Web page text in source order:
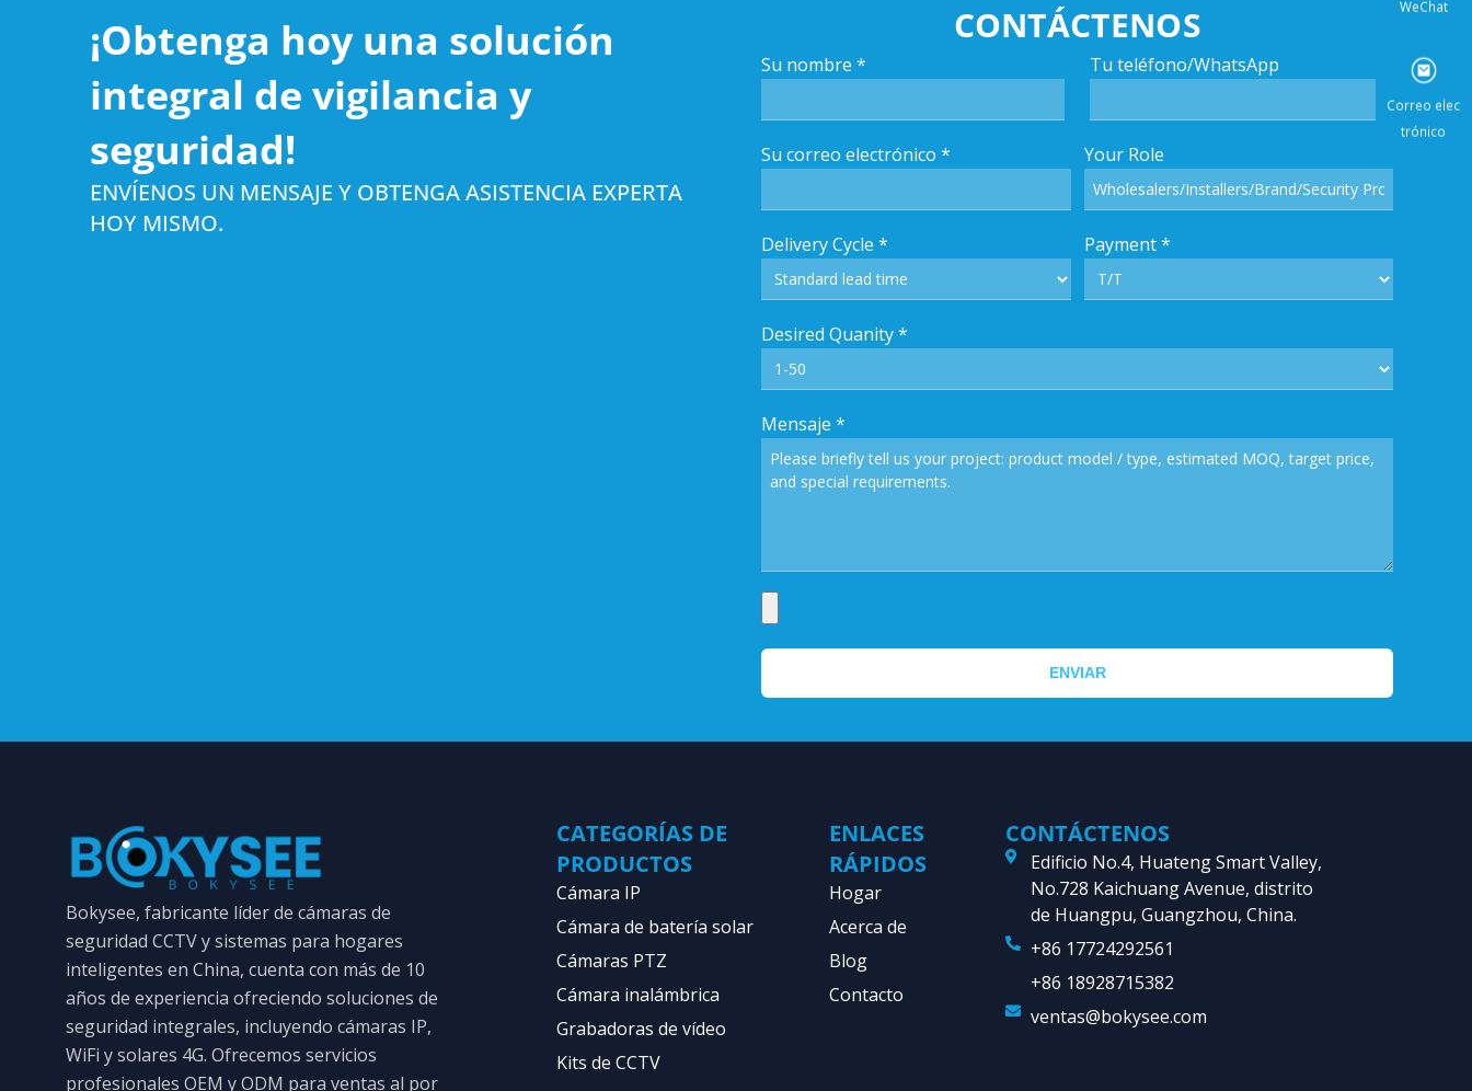
¡Obtenga hoy una solución
integral de vigilancia y
seguridad!
ENVÍENOS UN MENSAJE Y OBTENGA ASISTENCIA EXPERTA
HOY MISMO.
CONTÁCTENOS
Su nombre * Tu teléfono/WhatsApp
Su correo electrónico * Your Role
Delivery Cycle * Payment *
Desired Quanity *
Mensaje *
ENVIAR
Bokysee, fabricante líder de cámaras de
seguridad CCTV y sistemas para hogares
inteligentes en China, cuenta con más de 10
años de experiencia ofreciendo soluciones de
seguridad integrales, incluyendo cámaras IP,
WiFi y solares 4G. Ofrecemos servicios
profesionales OEM y ODM para ventas al por
CATEGORÍAS DE
PRODUCTOS
Cámara IP
Cámara de batería solar
Cámaras PTZ
Cámara inalámbrica
Grabadoras de vídeo
Kits de CCTV
ENLACES
RÁPIDOS
Hogar
Acerca de
Blog
Contacto
CONTÁCTENOS
Edificio No.4, Huateng Smart Valley,
No.728 Kaichuang Avenue, distrito
de Huangpu, Guangzhou, China.
+86 17724292561
+86 18928715382
ventas@bokysee.com
Correo